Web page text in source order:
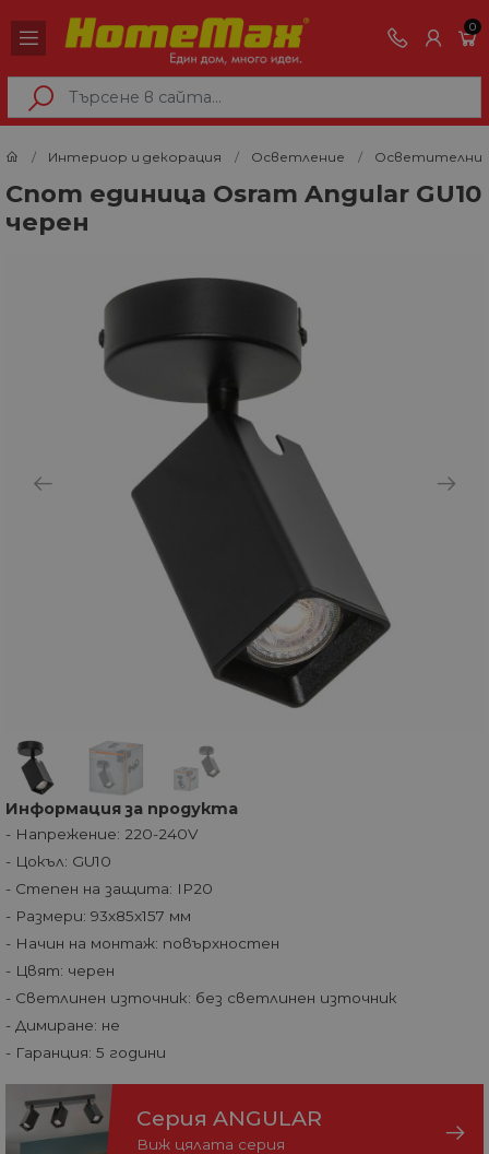
0
Интериор и декорация Осветление Осветителни
Спот единица Osram Angular GU10
черен
Информация за продукта
- Напрежение: 220-240V
- Цокъл: GU10
- Степен на защита: IP20
- Размери: 93x85x157 мм
- Начин на монтаж: повърхностен
- Цвят: черен
- Светлинен източник: без светлинен източник
- Димиране: не
- Гаранция: 5 години
Серия ANGULAR
Виж цялата серия